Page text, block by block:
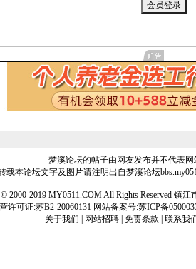
梦溪论坛的帖子由网友发布并不代表网
载本论坛文字及图片请注明出自梦溪论坛
2000-2019 MY0511.COM All Rights Reserved 镇
许可证:苏B2-20060131 网站备案号:苏ICP备
关于我们
网站招聘 免责条款 联系我